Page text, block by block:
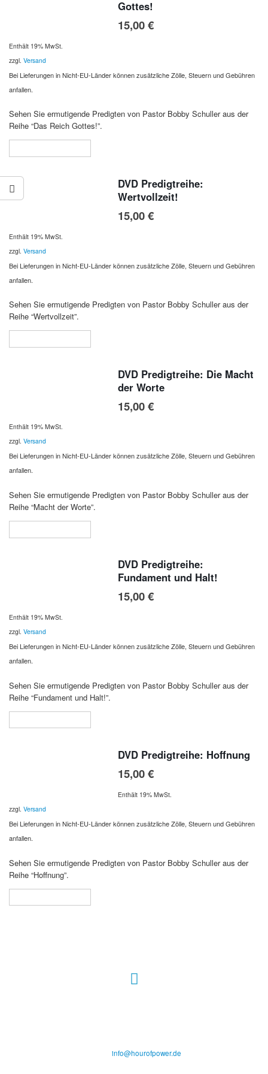
Gottes!
15,00€
Enthält 19% MwSt.
zzgl. Versand
Bei Lieferungen in Nicht-EU-Länder können zusätzliche Zölle, Steuern und Gebühren
anfallen.
Sehen Sie ermutigende Predigten von Pastor Bobby Schuller aus der
Reihe “Das Reich Gottes!”.
DVD Predigtreihe:
Wertvollzeit!
15,00€
Enthält 19% MwSt.
zzgl. Versand
Bei Lieferungen in Nicht-EU-Länder können zusätzliche Zölle, Steuern und Gebühren
anfallen.
Sehen Sie ermutigende Predigten von Pastor Bobby Schuller aus der
Reihe “Wertvollzeit”.
DVD Predigtreihe: Die Macht
der Worte
15,00€
Enthält 19% MwSt.
zzgl. Versand
Bei Lieferungen in Nicht-EU-Länder können zusätzliche Zölle, Steuern und Gebühren
anfallen.
Sehen Sie ermutigende Predigten von Pastor Bobby Schuller aus der
Reihe “Macht der Worte”.
DVD Predigtreihe:
Fundament und Halt!
15,00€
Enthält 19% MwSt.
zzgl. Versand
Bei Lieferungen in Nicht-EU-Länder können zusätzliche Zölle, Steuern und Gebühren
anfallen.
Sehen Sie ermutigende Predigten von Pastor Bobby Schuller aus der
Reihe “Fundament und Halt!”.
DVD Predigtreihe: Hoffnung
15,00€
Enthält 19% MwSt.
zzgl. Versand
Bei Lieferungen in Nicht-EU-Länder können zusätzliche Zölle, Steuern und Gebühren
anfallen.
Sehen Sie ermutigende Predigten von Pastor Bobby Schuller aus der
Reihe “Hoffnung”.
info@hourofpower.de